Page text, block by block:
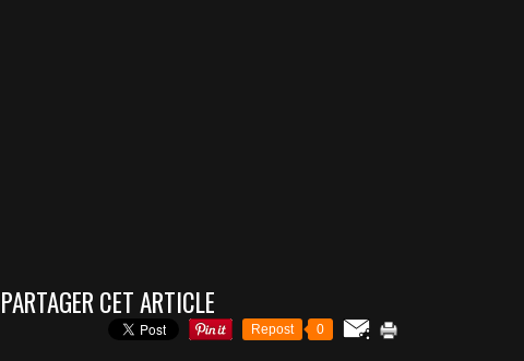
PARTAGER CET ARTICLE
Repost 0